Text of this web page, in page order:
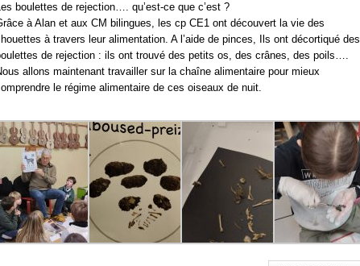
boulettes de rejection…. qu’est-ce que c’est ?
à Alan et aux CM bilingues, les cp CE1 ont découvert la vie des
à travers leur alimentation. A l’aide de pinces, Ils ont décortiqué des
de rejection : ils ont trouvé des petits os, des crânes, des poils….
allons maintenant travailler sur la chaîne alimentaire pour mieux
le régime alimentaire de ces oiseaux de nuit.